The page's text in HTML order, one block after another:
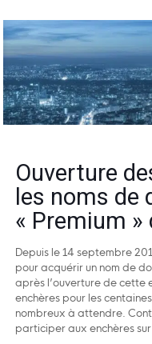
Ouverture
les noms de
« Premium »
Depuis le 14 septembre
pour acquérir un nom de
après l’ouverture de cette
enchères pour les
nombreux à attendre.
participer aux enchères sur